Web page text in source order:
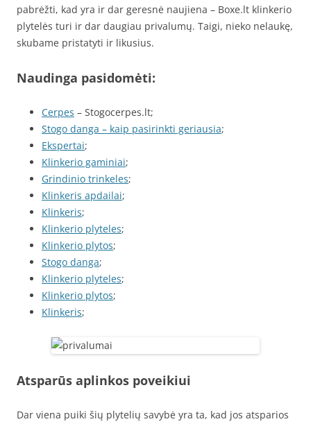
pabrėžti, kad yra ir dar geresnė naujiena – Boxe.lt klinkerio
plytelės turi ir dar daugiau privalumų. Taigi, nieko nelaukę,
skubame pristatyti ir likusius.
Naudinga pasidomėti:
Cerpes – Stogocerpes.lt;
Stogo danga – kaip pasirinkti geriausia;
Ekspertai;
Klinkerio gaminiai;
Grindinio trinkeles;
Klinkeris apdailai;
Klinkeris;
Klinkerio plyteles;
Klinkerio plytos;
Stogo danga;
Klinkerio plyteles;
Klinkerio plytos;
Klinkeris;
Atsparūs aplinkos poveikiui
Dar viena puiki šių plytelių savybė yra ta, kad jos atsparios